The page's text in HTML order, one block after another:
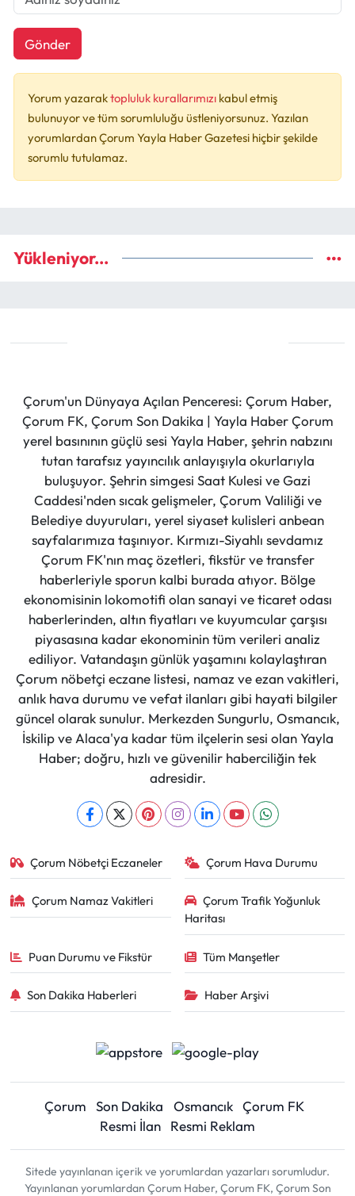
Gönder
Yorum yazaraktopluluk kurallarımızı kabul etmiş
bulunuyor ve tüm sorumluluğu üstleniyorsunuz. Yazılan
yorumlardan Çorum Yayla Haber Gazetesi hiçbir şekilde
sorumlu tutulamaz.
Yükleniyor...
Çorum'un Dünyaya Açılan Penceresi: Çorum Haber,
Çorum FK, Çorum Son Dakika | Yayla Haber Çorum
yerel basınının güçlü sesi Yayla Haber, şehrin nabzını
tutan tarafsız yayıncılık anlayışıyla okurlarıyla
buluşuyor. Şehrin simgesi Saat Kulesi ve Gazi
Caddesi'nden sıcak gelişmeler, Çorum Valiliği ve
Belediye duyuruları, yerel siyaset kulisleri anbean
sayfalarımıza taşınıyor. Kırmızı-Siyahlı sevdamız
Çorum FK'nın maç özetleri, fikstür ve transfer
haberleriyle sporun kalbi burada atıyor. Bölge
ekonomisinin lokomotifi olan sanayi ve ticaret odası
haberlerinden, altın fiyatları ve kuyumcular çarşısı
piyasasına kadar ekonominin tüm verileri analiz
ediliyor. Vatandaşın günlük yaşamını kolaylaştıran
Çorum nöbetçi eczane listesi, namaz ve ezan vakitleri,
anlık hava durumu ve vefat ilanları gibi hayati bilgiler
güncel olarak sunulur. Merkezden Sungurlu, Osmancık,
İskilip ve Alaca'ya kadar tüm ilçelerin sesi olan Yayla
Haber; doğru, hızlı ve güvenilir haberciliğin tek
adresidir.
Çorum Nöbetçi Eczaneler Çorum Hava Durumu
Çorum Namaz Vakitleri
Çorum Trafik Yoğunluk
Haritası
Puan Durumu ve Fikstür Tüm Manşetler
Son Dakika Haberleri Haber Arşivi
Çorum Son Dakika Osmancık Çorum FK
Resmi İlan
Resmi Reklam
Sitede yayınlanan içerik ve yorumlardan yazarları sorumludur.
Yayınlanan yorumlardan Çorum Haber, Çorum FK, Çorum Son